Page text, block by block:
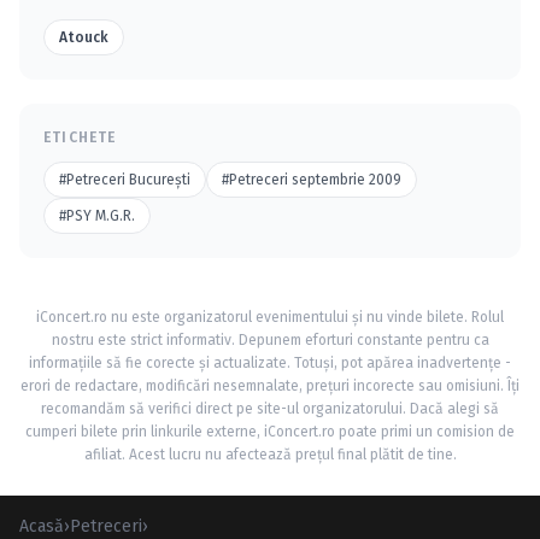
Atouck
ETICHETE
#Petreceri Bucureşti #Petreceri septembrie 2009
#PSY M.G.R.
iConcert.ro nu este organizatorul evenimentului și nu vinde bilete. Rolul
nostru este strict informativ. Depunem eforturi constante pentru ca
informațiile să fie corecte și actualizate. Totuși, pot apărea inadvertențe -
erori de redactare, modificări nesemnalate, prețuri incorecte sau omisiuni. Îți
recomandăm să verifici direct pe site-ul organizatorului. Dacă alegi să
cumperi bilete prin linkurile externe, iConcert.ro poate primi un comision de
afiliat. Acest lucru nu afectează prețul final plătit de tine.
Acasă›Petreceri›